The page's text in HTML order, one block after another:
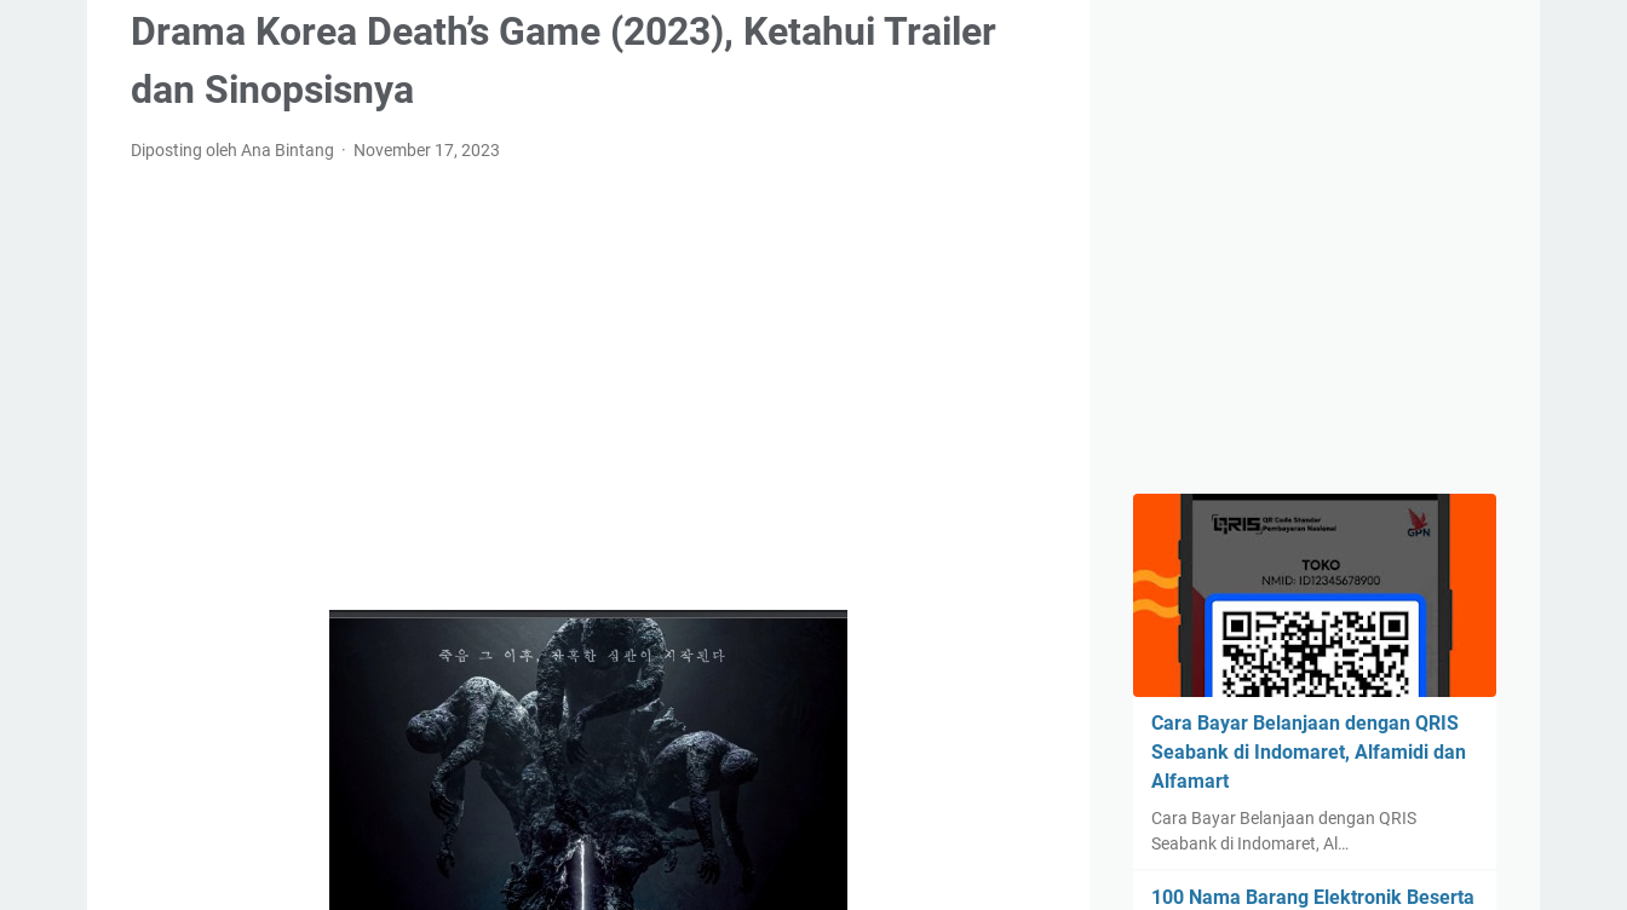
Drama Korea Death’s Game (2023), Ketahui Trailer
dan Sinopsisnya
Diposting oleh Ana Bintang November 17, 2023
Cara Bayar Belanjaan dengan QRIS
Seabank di Indomaret, Alfamidi dan
Alfamart
Cara Bayar Belanjaan dengan QRIS
Seabank di Indomaret, Al…
100 Nama Barang Elektronik Beserta